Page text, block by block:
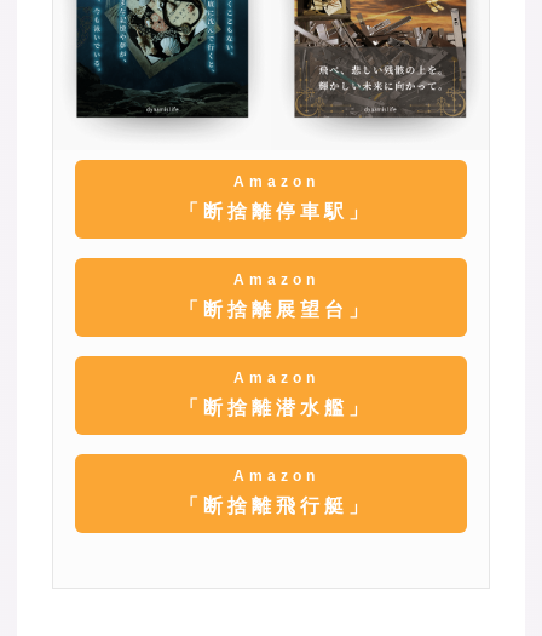
Amazon
「断捨離停車駅」
Amazon
「断捨離展望台」
Amazon
「断捨離潜水艦」
Amazon
「断捨離飛行艇」